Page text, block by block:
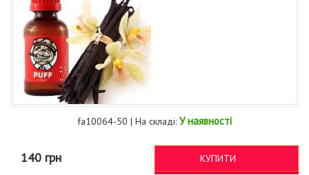
fa10064-50 | На складі: У наявності
140 грн КУПИТИ